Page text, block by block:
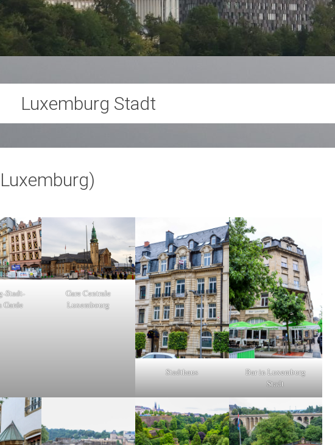
Luxemburg Stadt
Stadt-
Garde
Gare Centrale
Luxembourg
Stadthaus
Bar in Luxemburg
Stadt